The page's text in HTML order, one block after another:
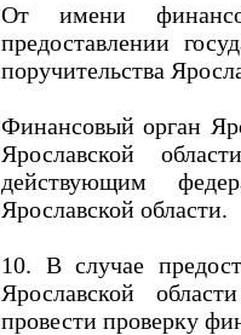
От имени
предоставлении
поручительства
Финансовый орган
Ярославской
действующим
Ярославской области.
10. В случае
Ярославской
провести проверку